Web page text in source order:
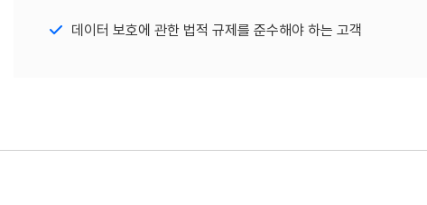
데이터 보호에 관한 법적 규제를 준수해야 하는 고객